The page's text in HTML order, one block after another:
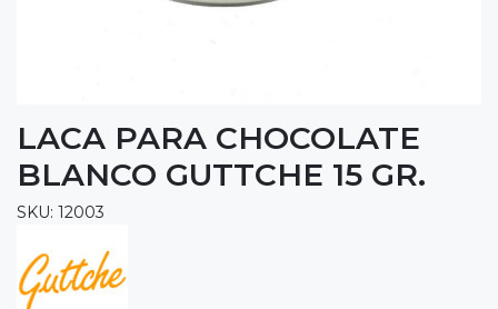
LACA PARA CHOCOLATE
BLANCO GUTTCHE 15 GR.
SKU: 12003